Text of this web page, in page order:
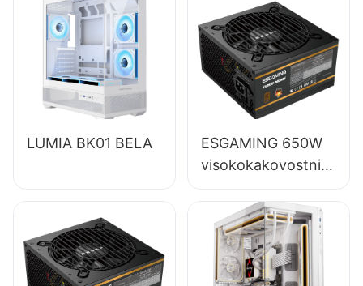
LUMIA BK01 BELA
ESGAMING 650W
visokokakovostni
napajalniki za
namizne
računalnike s
polnim modulom in
85-odstotno